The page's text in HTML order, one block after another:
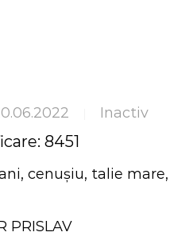
Inactiv
8451
cenușiu, talie mare,
PRISLAV